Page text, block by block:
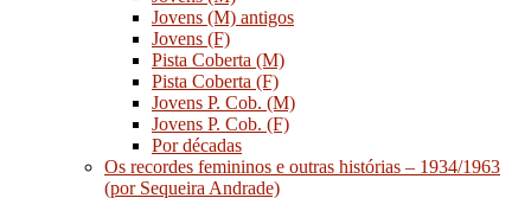
Jovens (M) antigos
Jovens (F)
Pista Coberta (M)
Pista Coberta (F)
Jovens P. Cob. (M)
Jovens P. Cob. (F)
Por décadas
Os recordes femininos e outras histórias – 1934/1963
(por Sequeira Andrade)